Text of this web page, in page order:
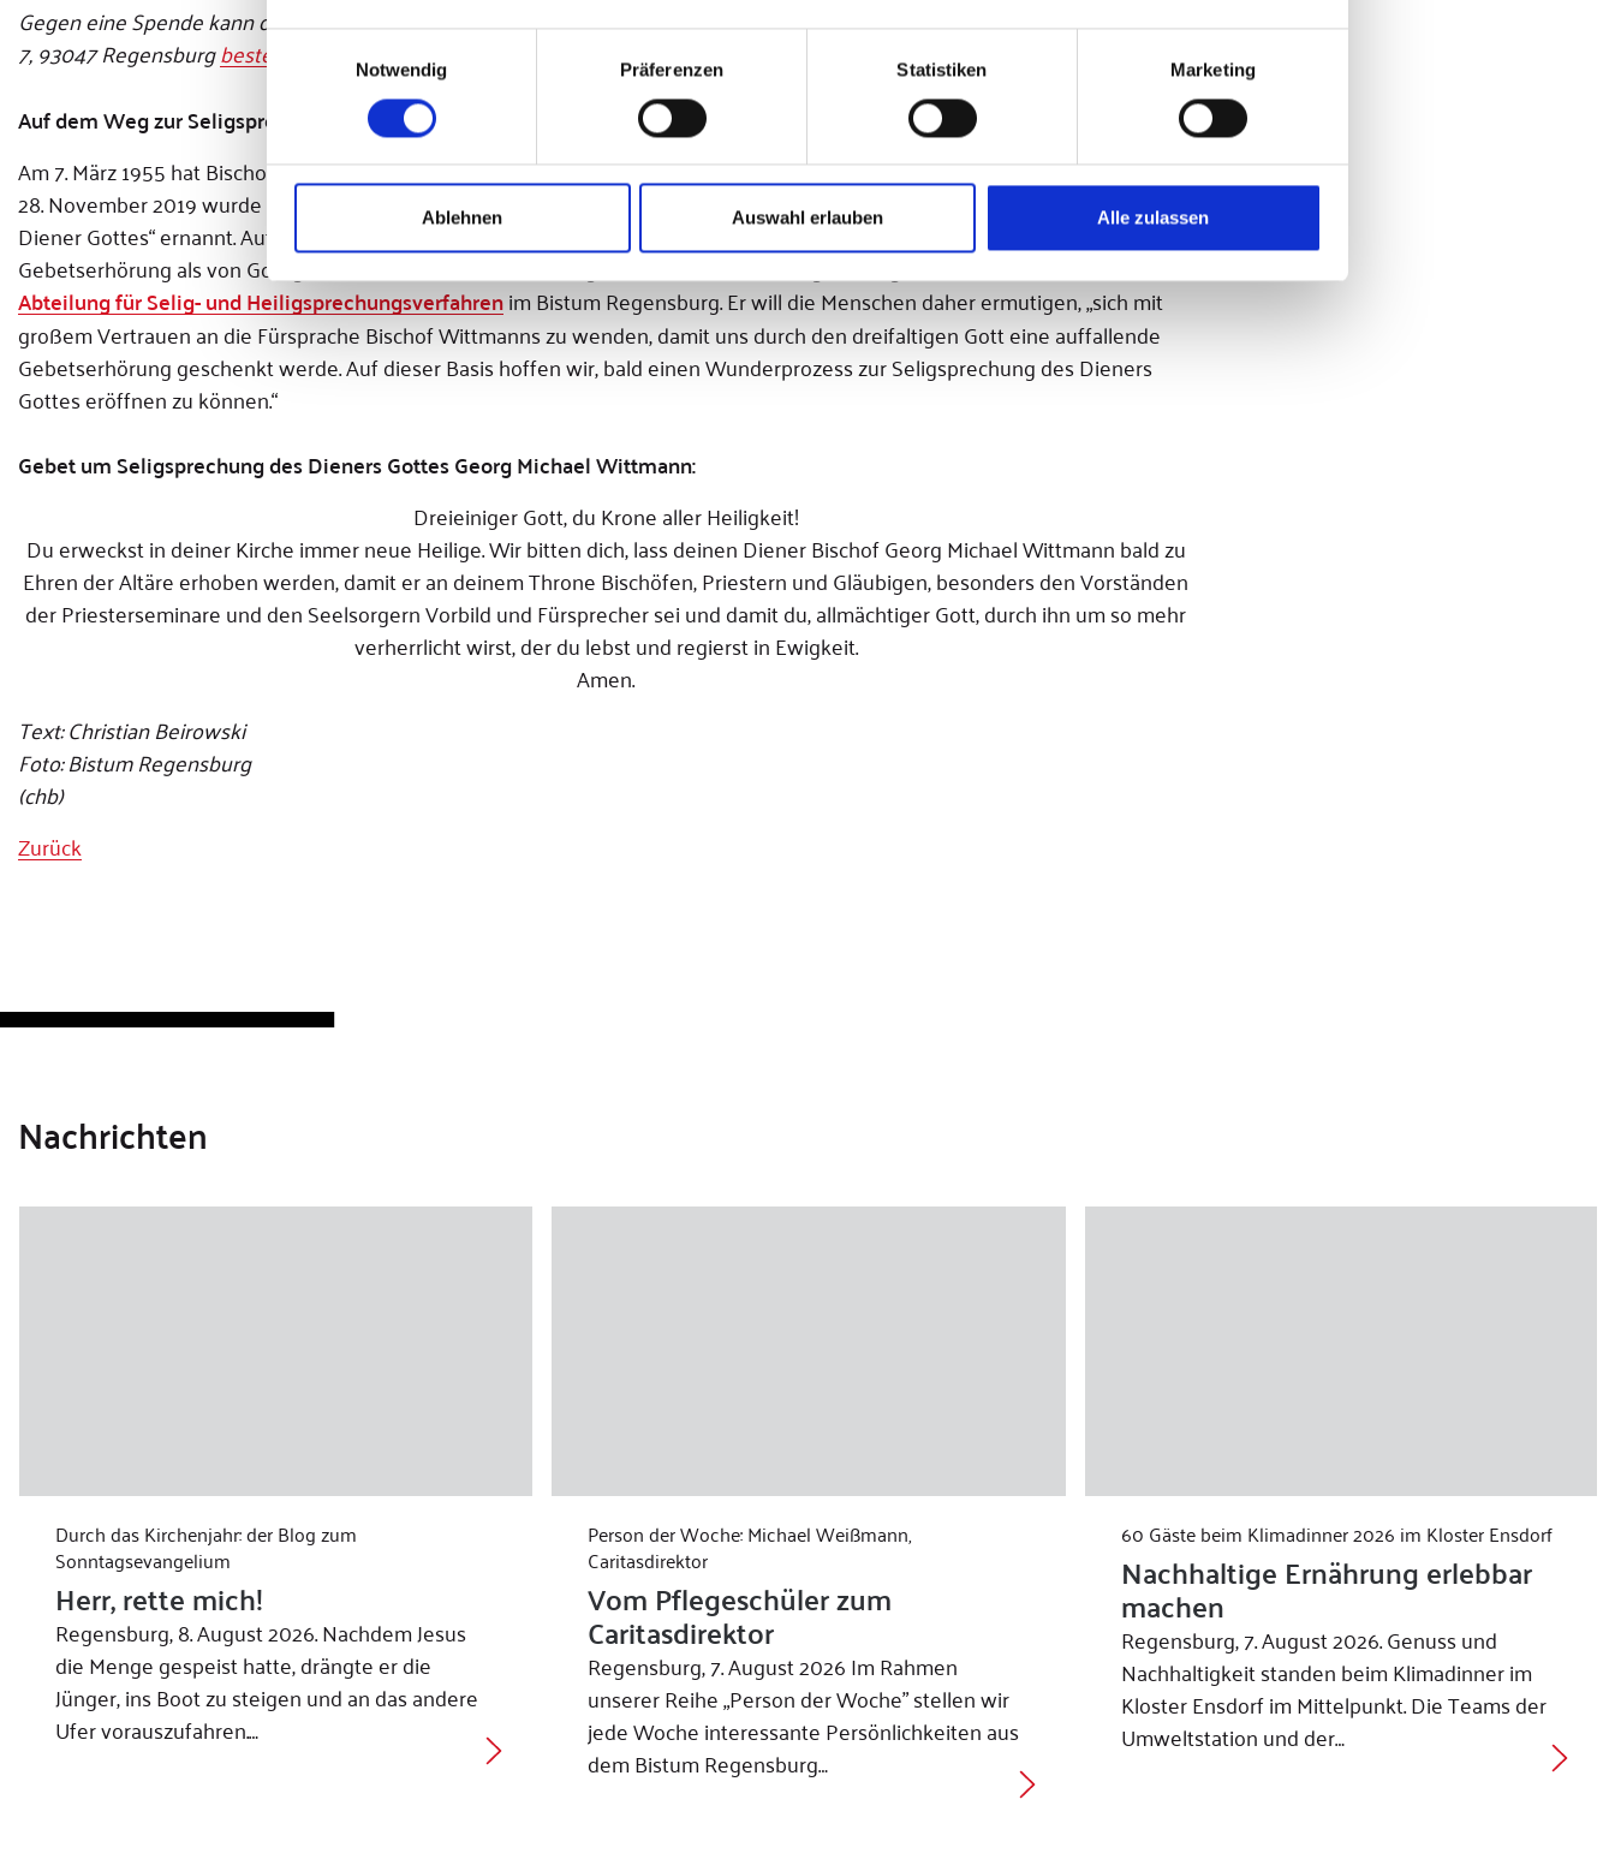
Notwendig
Präferenzen Statistiken Marketing
Ablehnen Auswahl erlauben Alle zulassen
Gegen eine Spende kann der Film auch als DVD bei der Abteilung für Selig- und Heiligsprechungsprozesse, Obermünsterplatz
7, 93047 Regensburgbestellt werden.
Auf dem Weg zur Seligsprechung
Am 7. März 1955 hat Bischof Dr. Michael Buchberger den Seligsprechungsprozess von Georg Michael Wittmann eingeleitet. Am
28. November 2019 wurde Wittmann der heroische Tugendgrad verliehen: er wurde von Papst Franziskus zum „Ehrwürdigen
Diener Gottes“ ernannt. Auf dem Weg zur Seligsprechung ist nun nur noch die Anerkennung einer auffallenden
Gebetserhörung als von Gott geschenktes Wunder notwendig, erklärt Domvikar Georg Schwager, Leiter der
Abteilung für Selig- und Heiligsprechungsverfahrenim Bistum Regensburg. Er will die Menschen daher ermutigen, „sich mit
großem Vertrauen an die Fürsprache Bischof Wittmanns zu wenden, damit uns durch den dreifaltigen Gott eine auffallende
Gebetserhörung geschenkt werde. Auf dieser Basis hoffen wir, bald einen Wunderprozess zur Seligsprechung des Dieners
Gottes eröffnen zu können.“
Gebet um Seligsprechung des Dieners Gottes Georg Michael Wittmann:
Dreieiniger Gott, du Krone aller Heiligkeit!
Du erweckst in deiner Kirche immer neue Heilige. Wir bitten dich, lass deinen Diener Bischof Georg Michael Wittmann bald zu
Ehren der Altäre erhoben werden, damit er an deinem Throne Bischöfen, Priestern und Gläubigen, besonders den Vorständen
der Priesterseminare und den Seelsorgern Vorbild und Fürsprecher sei und damit du, allmächtiger Gott, durch ihn um so mehr
verherrlicht wirst, der du lebst und regierst in Ewigkeit.
Amen.
Text: Christian Beirowski
Foto: Bistum Regensburg
(chb)
Zurück
Nachrichten
Durch das Kirchenjahr: der Blog zum
Sonntagsevangelium
Herr, rette mich!
Regensburg, 8. August 2026. Nachdem Jesus
die Menge gespeist hatte, drängte er die
Jünger, ins Boot zu steigen und an das andere
Ufer vorauszufahren.…
Person der Woche: Michael Weißmann,
Caritasdirektor
Vom Pflegeschüler zum
Caritasdirektor
Regensburg, 7. August 2026 Im Rahmen
unserer Reihe „Person der Woche” stellen wir
jede Woche interessante Persönlichkeiten aus
dem Bistum Regensburg…
60 Gäste beim Klimadinner 2026 im Kloster Ensdorf
Nachhaltige Ernährung erlebbar
machen
Regensburg, 7. August 2026. Genuss und
Nachhaltigkeit standen beim Klimadinner im
Kloster Ensdorf im Mittelpunkt. Die Teams der
Umweltstation und der…